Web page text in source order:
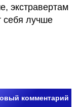
экстравертам
себя лучше
комментарий